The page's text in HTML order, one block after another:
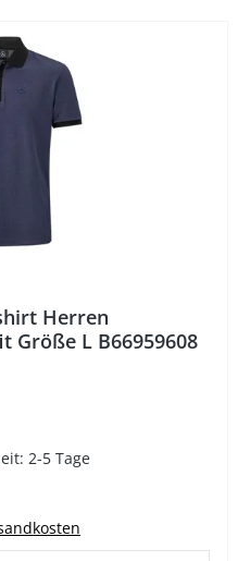
Herren
Größe L B66959608
2-5 Tage